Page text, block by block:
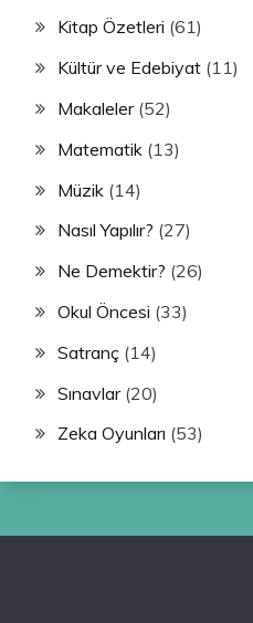
Kitap Özetleri (61)
Kültür ve Edebiyat (11)
Makaleler(52)
Matematik (13)
Müzik (14)
Nasıl Yapılır? (27)
Ne Demektir? (26)
Okul Öncesi (33)
Satranç (14)
Sınavlar(20)
Zeka Oyunları (53)